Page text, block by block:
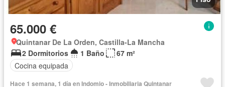
65.000 €
Quintanar De La Orden, Castilla-La Mancha
2 Dormitorios
1 Baño
67 m²
Cocina equipada
Hace 1 semana, 1 día en Indomio - Inmobiliaria Quintanar